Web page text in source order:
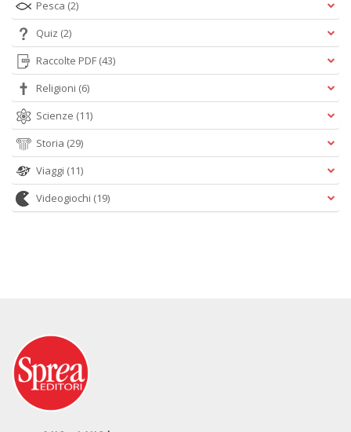
Pesca (2)
Quiz (2)
Raccolte PDF (43)
Religioni (6)
Scienze (11)
Storia (29)
Viaggi (11)
Videogiochi (19)